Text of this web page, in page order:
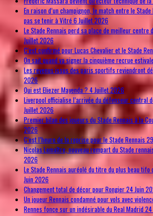
En raison d’un champignon, le match entre le
pas se tenir à Vitré 6 Juillet 2026
Le Stade Rennais perd sa place de meilleur centre
Juillet 2026
C’est confirmé pour Lucas Chevalier et le Stade
On sait quand va signer la cinquième recrue estivale
Les revenus issus des paris sportifs reviendront
2026
Qui est Eliezer Mayenda ? 4 Juillet 2026
Liverpool officialise l’arrivée du défenseur central
Juillet 2026
Premier bilan des joueurs du Stade Rennais à la
2026
C’est l’heure de la reprise pour le Stade Rennais
Nicolas Lemaître, nouveau rempart du Stade
2026
Le Stade Rennais auréolé du titre du plus beau tifo
Juin 2026
Changement total de décor pour Rongier24 Juin
Un joueur Rennais condamné pour vols avec
Rennes fonce sur un indésirable du Real Madrid